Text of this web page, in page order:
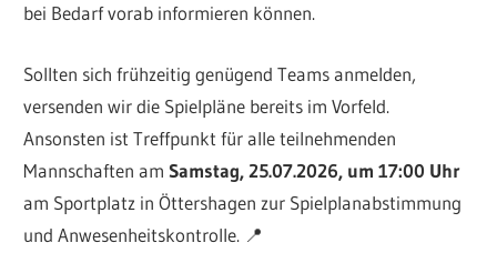
bei Bedarf vorab informieren können.
Sollten sich frühzeitig genügend Teams anmelden,
versenden wir die Spielpläne bereits im Vorfeld.
Ansonsten ist Treffpunkt für alle teilnehmenden
Mannschaften amSamstag, 25.07.2026, um 17:00 Uhr
am Sportplatz in Öttershagen zur Spielplanabstimmung
und Anwesenheitskontrolle. 📍